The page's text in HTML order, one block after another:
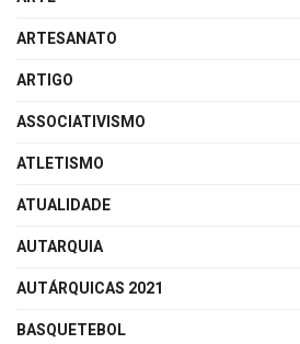
ARTESANATO
ARTIGO
ASSOCIATIVISMO
ATLETISMO
ATUALIDADE
AUTARQUIA
AUTÁRQUICAS 2021
BASQUETEBOL